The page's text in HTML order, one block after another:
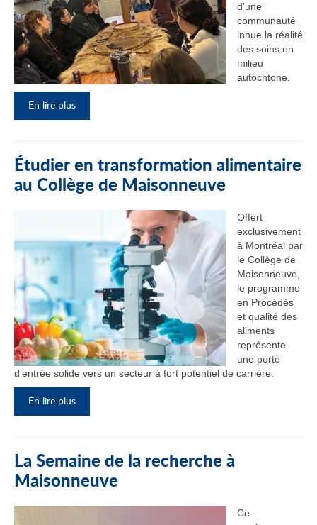
d’une
communauté
innue la réalité
des soins en
milieu
autochtone.
En lire plus
Étudier en transformation alimentaire
au Collège de Maisonneuve
Offert
exclusivement
à Montréal par
le Collège de
Maisonneuve,
le programme
en Procédés
et qualité des
aliments
représente
une porte
d’entrée solide vers un secteur à fort potentiel de carrière.
En lire plus
La Semaine de la recherche à
Maisonneuve
Ce